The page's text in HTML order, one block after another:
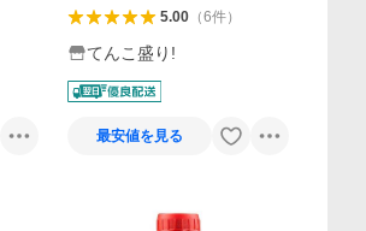
5.00（6件）
てんこ盛り!
最安値を見る